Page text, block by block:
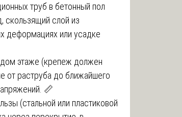
труб в бетонный пол
скользящий слой из
деформациях или усадке
этаже (крепеж должен
от раструба до ближайшего
📏
(стальной или пластиковой